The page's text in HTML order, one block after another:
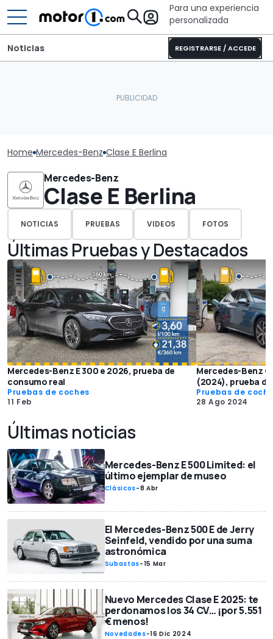
Para una experiencia
personalizada
REGISTRARSE / ACCEDE
Noticias
Home Mercedes-Benz Clase E Berlina
Mercedes-Benz
Clase E Berlina
NOTICIAS PRUEBAS VIDEOS FOTOS
Últimas Pruebas y Destacados
Mercedes-Benz E 300 e 2026, prueba de
consumo real
Pruebas de coches
11 Feb
Mercedes-Benz
(2024), prueba
Pruebas de
28 Ago 2024
Últimas noticias
Mercedes-Benz E 500 Limited: el
último ejemplar de museo
Clásicos-8 Abr
El Mercedes-Benz 500 E de Jerry
Seinfeld, vendido por una suma
astronómica
Subastas-15 Mar
Nuevo Mercedes Clase E 2025: te
perdonamos los 34 CV… ¡por 5.551
€ menos!
Novedades-16 Dic 2024